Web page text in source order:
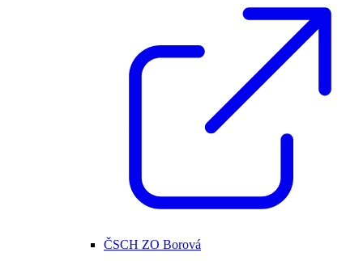
ČSCH ZO Borová